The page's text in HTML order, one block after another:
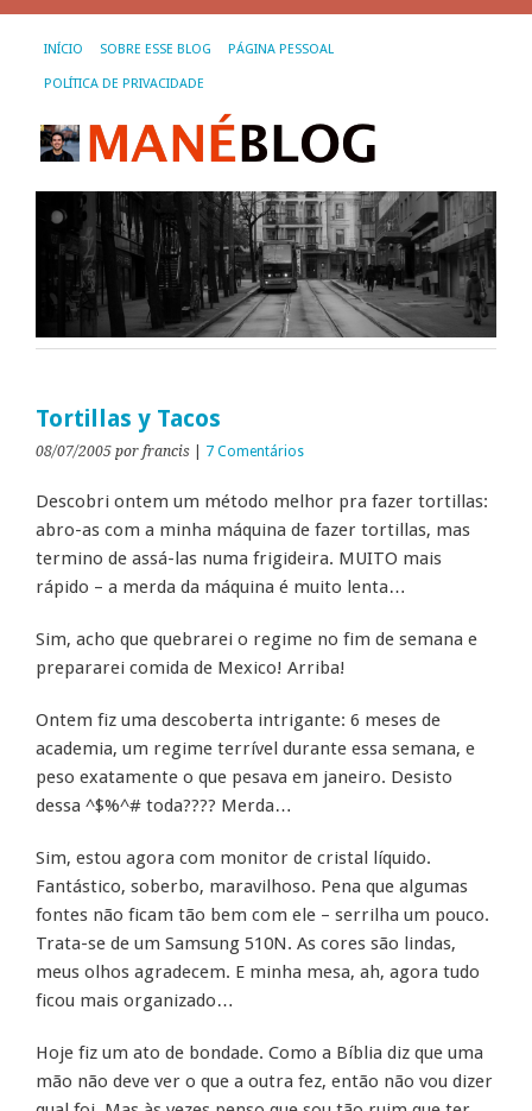
INÍCIO SOBRE ESSE BLOG PÁGINA PESSOAL
POLÍTICA DE PRIVACIDADE
Tortillas y Tacos
08/07/2005 por francis 7 Comentários
Descobri ontem um método melhor pra fazer tortillas:
abro-as com a minha máquina de fazer tortillas, mas
termino de assá-las numa frigideira. MUITO mais
rápido – a merda da máquina é muito lenta…
Sim, acho que quebrarei o regime no fim de semana e
prepararei comida de Mexico! Arriba!
Ontem fiz uma descoberta intrigante: 6 meses de
academia, um regime terrível durante essa semana, e
peso exatamente o que pesava em janeiro. Desisto
dessa ^$%^# toda???? Merda…
Sim, estou agora com monitor de cristal líquido.
Fantástico, soberbo, maravilhoso. Pena que algumas
fontes não ficam tão bem com ele – serrilha um pouco.
Trata-se de um Samsung 510N. As cores são lindas,
meus olhos agradecem. E minha mesa, ah, agora tudo
ficou mais organizado…
Hoje fiz um ato de bondade. Como a Bíblia diz que uma
mão não deve ver o que a outra fez, então não vou dizer